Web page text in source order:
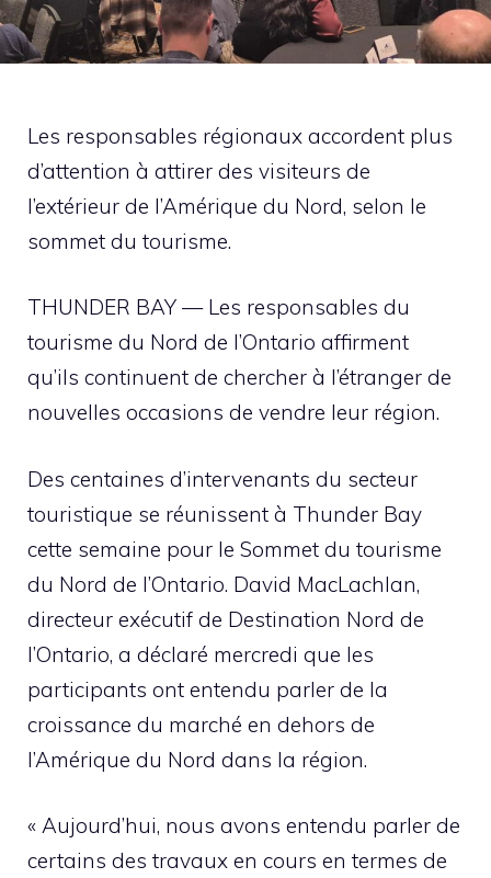
Les responsables régionaux accordent plus
d’attention à attirer des visiteurs de
l’extérieur de l’Amérique du Nord, selon le
sommet du tourisme.
THUNDER BAY — Les responsables du
tourisme du Nord de l’Ontario affirment
qu’ils continuent de chercher à l’étranger de
nouvelles occasions de vendre leur région.
Des centaines d’intervenants du secteur
touristique se réunissent à Thunder Bay
cette semaine pour le Sommet du tourisme
du Nord de l’Ontario. David MacLachlan,
directeur exécutif de Destination Nord de
l’Ontario, a déclaré mercredi que les
participants ont entendu parler de la
croissance du marché en dehors de
l’Amérique du Nord dans la région.
« Aujourd’hui, nous avons entendu parler de
certains des travaux en cours en termes de